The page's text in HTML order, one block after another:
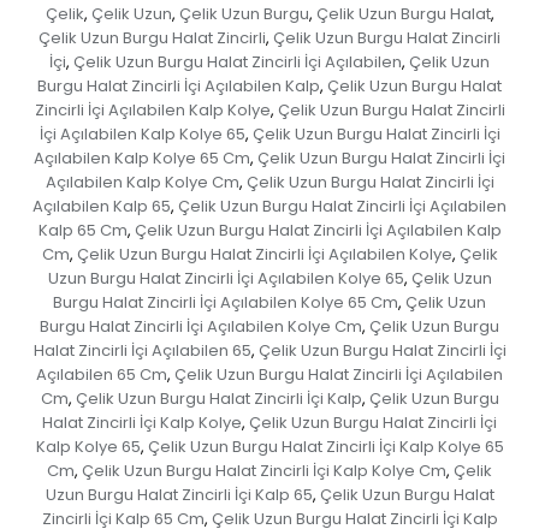
Çelik, Çelik Uzun, Çelik Uzun Burgu, Çelik Uzun Burgu Halat,
Çelik Uzun Burgu Halat Zincirli, Çelik Uzun Burgu Halat Zincirli
İçi, Çelik Uzun Burgu Halat Zincirli İçi Açılabilen, Çelik Uzun
Burgu Halat Zincirli İçi Açılabilen Kalp, Çelik Uzun Burgu Halat
Zincirli İçi Açılabilen Kalp Kolye, Çelik Uzun Burgu Halat Zincirli
İçi Açılabilen Kalp Kolye 65, Çelik Uzun Burgu Halat Zincirli İçi
Açılabilen Kalp Kolye 65 Cm, Çelik Uzun Burgu Halat Zincirli İçi
Açılabilen Kalp Kolye Cm, Çelik Uzun Burgu Halat Zincirli İçi
Açılabilen Kalp 65, Çelik Uzun Burgu Halat Zincirli İçi Açılabilen
Kalp 65 Cm, Çelik Uzun Burgu Halat Zincirli İçi Açılabilen Kalp
Cm, Çelik Uzun Burgu Halat Zincirli İçi Açılabilen Kolye, Çelik
Uzun Burgu Halat Zincirli İçi Açılabilen Kolye 65, Çelik Uzun
Burgu Halat Zincirli İçi Açılabilen Kolye 65 Cm, Çelik Uzun
Burgu Halat Zincirli İçi Açılabilen Kolye Cm, Çelik Uzun Burgu
Halat Zincirli İçi Açılabilen 65, Çelik Uzun Burgu Halat Zincirli İçi
Açılabilen 65 Cm, Çelik Uzun Burgu Halat Zincirli İçi Açılabilen
Cm, Çelik Uzun Burgu Halat Zincirli İçi Kalp, Çelik Uzun Burgu
Halat Zincirli İçi Kalp Kolye, Çelik Uzun Burgu Halat Zincirli İçi
Kalp Kolye 65, Çelik Uzun Burgu Halat Zincirli İçi Kalp Kolye 65
Cm, Çelik Uzun Burgu Halat Zincirli İçi Kalp Kolye Cm, Çelik
Uzun Burgu Halat Zincirli İçi Kalp 65, Çelik Uzun Burgu Halat
Zincirli İçi Kalp 65 Cm, Çelik Uzun Burgu Halat Zincirli İçi Kalp